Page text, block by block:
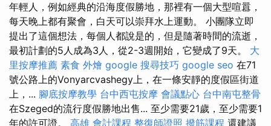
年輕人，例如經典的沿海度假勝地，那裡有一個大型喧囂，
每天晚上都有聚會，白天可以崇拜水上運動。 小團隊立即
提出了這個想法，每個人都說是的，但是隨著時間的流逝，
最初計劃的5人成為3人，從2-3週開始，它變成了9天。 大
里按摩推薦 素食 外燴 google 搜尋技巧 google seo 在71
號公路上的Vonyarcvashegy上，在一條安靜的度假區街道
上，... 腳底按摩教學 台中西屯按摩 會議點心 台中南屯整骨
在Szeged的流行度假勝地出售... 至少需要21歲，至少需要1
年的許可證。 高雄 會計課程 整復師證照 撥筋課程 還建議